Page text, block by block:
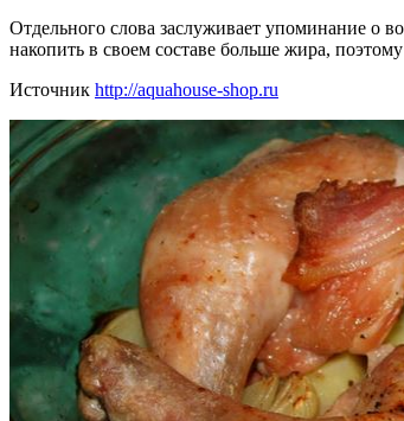
Отдельного слова заслуживает упоминание о
накопить в своем составе больше жира,
Источник http://aquahouse-shop.ru